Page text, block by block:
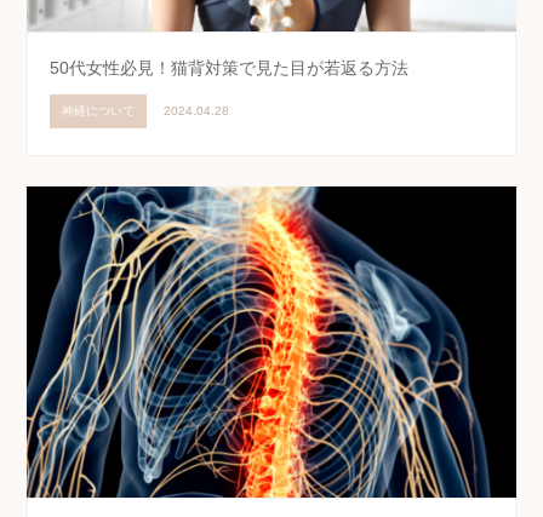
50代女性必見！猫背対策で見た目が若返る方法
神経について 2024.04.28